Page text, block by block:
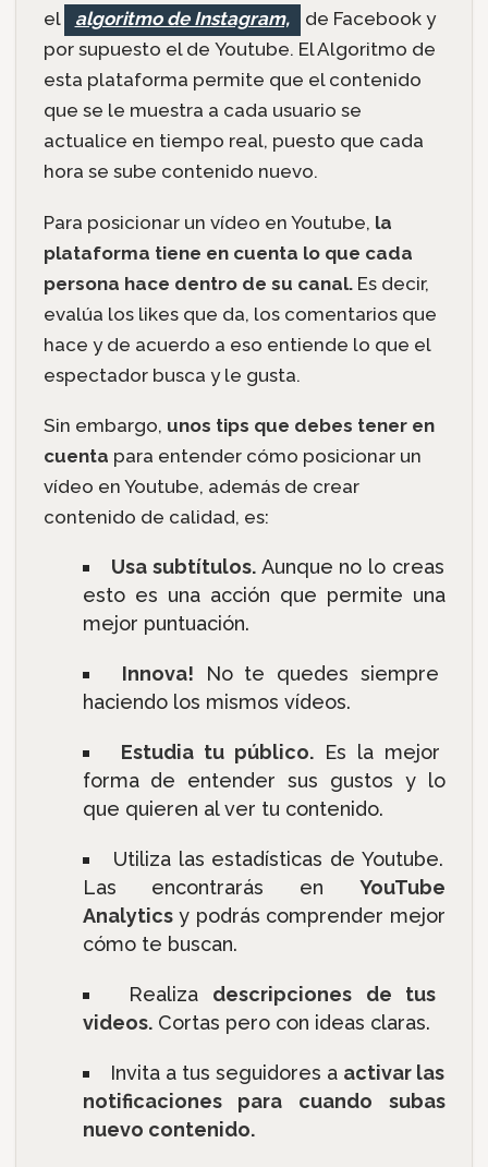
el
algoritmo de Instagram,
de Facebook y
por supuesto el de Youtube. El Algoritmo de
esta plataforma permite que el contenido
que se le muestra a cada usuario se
actualice en tiempo real, puesto que cada
hora se sube contenido nuevo.
Para posicionar un vídeo en Youtube, la
plataforma tiene en cuenta lo que cada
persona hace dentro de su canal.Es decir,
evalúa los likes que da, los comentarios que
hace y de acuerdo a eso entiende lo que el
espectador busca y le gusta.
Sin embargo, unos tips que debes tener en
cuenta para entender cómo posicionar un
vídeo en Youtube, además de crear
contenido de calidad, es:
Usa subtítulos.Aunque no lo creas
esto es una acción que permite una
mejor puntuación.
Innova! No te quedes siempre
haciendo los mismos vídeos.
Estudia tu público.Es la mejor
forma de entender sus gustos y lo
que quieren al ver tu contenido.
Utiliza las estadísticas de Youtube.
Las encontrarás en YouTube
Analyticsy podrás comprender mejor
cómo te buscan.
Realiza descripciones de tus
videos.Cortas pero con ideas claras.
Invita a tus seguidores a activar las
notificaciones para cuando subas
nuevo contenido.